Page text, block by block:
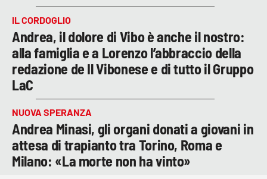
IL CORDOGLIO
Andrea, il dolore di Vibo è anche il nostro:
alla famiglia e a Lorenzo l’abbraccio della
redazione de Il Vibonese e di tutto il Gruppo
LaC
NUOVA SPERANZA
Andrea Minasi, gli organi donati a giovani in
attesa di trapianto tra Torino, Roma e
Milano: «La morte non ha vinto»